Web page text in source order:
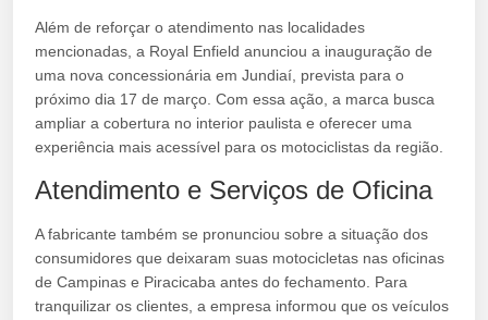
Além de reforçar o atendimento nas localidades
mencionadas, a Royal Enfield anunciou a inauguração de
uma nova concessionária em Jundiaí, prevista para o
próximo dia 17 de março. Com essa ação, a marca busca
ampliar a cobertura no interior paulista e oferecer uma
experiência mais acessível para os motociclistas da região.
Atendimento e Serviços de Oficina
A fabricante também se pronunciou sobre a situação dos
consumidores que deixaram suas motocicletas nas oficinas
de Campinas e Piracicaba antes do fechamento. Para
tranquilizar os clientes, a empresa informou que os veículos